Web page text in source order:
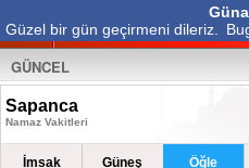
Güzel bir gün geçirmeni dileriz.
GÜNCEL
Sapanca
Namaz Vakitleri
İmsak Güneş Öğle